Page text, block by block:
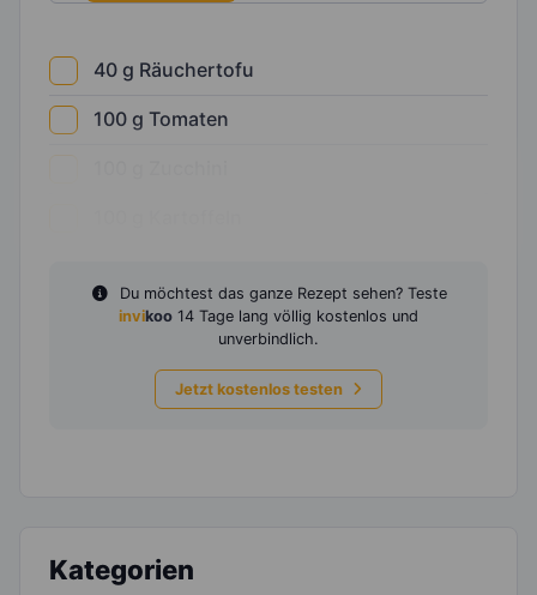
40 g Räuchertofu
100 g Tomaten
Du möchtest das ganze Rezept sehen? Teste
invikoo 14 Tage lang völlig kostenlos und
unverbindlich.
Jetzt kostenlos testen
Kategorien